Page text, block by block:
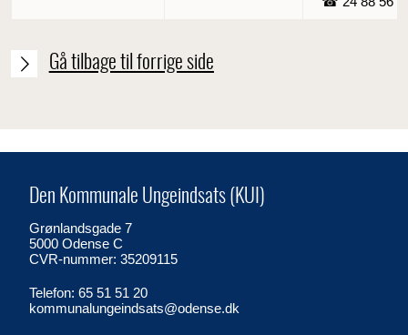
Gå tilbage til forrige side
Den Kommunale Ungeindsats (KUI)
Grønlandsgade 7
5000 Odense C
CVR-nummer: 35209115
Telefon: 65 51 51 20
kommunalungeindsats@odense.dk